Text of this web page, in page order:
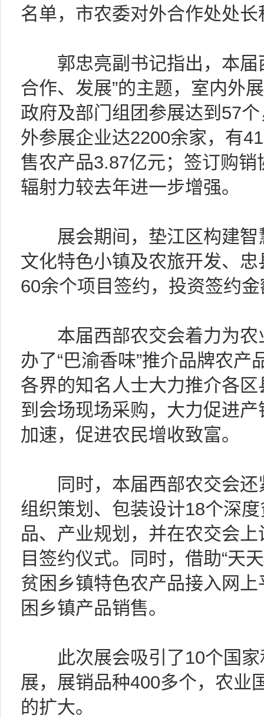
名单，市农委对外合作处处
郭忠亮副书记指出，本届
合作、发展”的主题，室内外
政府及部门组团参展达到57
外参展企业达2200余家，有
售农产品3.87亿元；签订购
辐射力较去年进一步增强。
展会期间，垫江区构建智
文化特色小镇及农旅开发、
60余个项目签约，投资签约
本届西部农交会着力为农
办了“巴渝香味”推介品牌农
各界的知名人士大力推介各
到会场现场采购，大力促进
加速，促进农民增收致富。
同时，本届西部农交会还
组织策划、包装设计18个深
品、产业规划，并在农交会
目签约仪式。同时，借助“天
贫困乡镇特色农产品接入网
困乡镇产品销售。
此次展会吸引了10个国家
展，展销品种400多个，农业
的扩大。